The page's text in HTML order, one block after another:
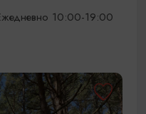
10:00-19:00